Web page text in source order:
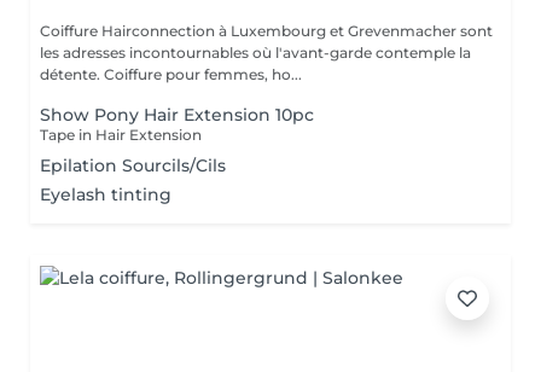
Coiffure Hairconnection à Luxembourg et Grevenmacher sont
les adresses incontournables où l'avant-garde contemple la
détente. Coiffure pour femmes, ho...
Show Pony Hair Extension 10pc
Tape in Hair Extension
Epilation Sourcils/Cils
Eyelash tinting